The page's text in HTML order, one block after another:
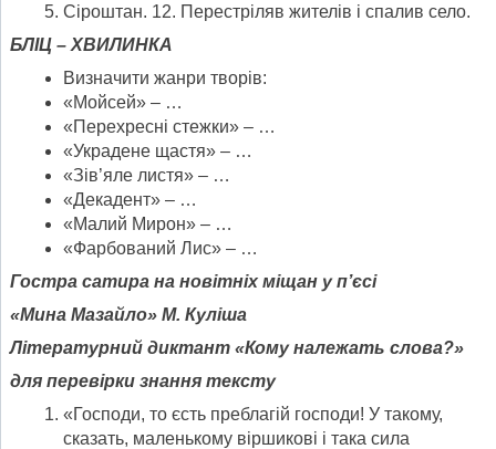
Сіроштан. 12. Перестріляв жителів і спалив село.
БЛІЦ – ХВИЛИНКА
Визначити жанри творів:
«Мойсей» – …
«Перехресні стежки» – …
«Украдене щастя» – …
«Зів’яле листя» – …
«Декадент» – …
«Малий Мирон» – …
«Фарбований Лис» – …
Гостра сатира на новітніх міщан у п’єсі
«Мина Мазайло» М. Куліша
Літературний диктант «Кому належать слова?»
для перевірки знання тексту
«Господи, то єсть преблагій господи! У такому,
сказать, маленькому віршикові і така сила